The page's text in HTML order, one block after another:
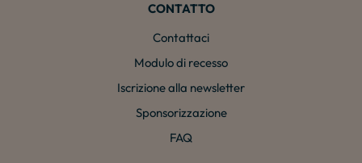
CONTATTO
Contattaci
Modulo di recesso
Iscrizione alla newsletter
Sponsorizzazione
FAQ